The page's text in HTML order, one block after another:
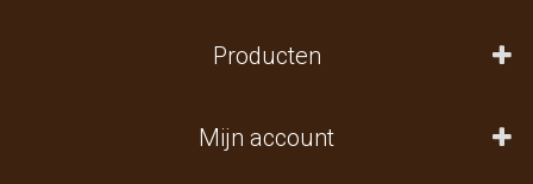
Producten
Mijn account